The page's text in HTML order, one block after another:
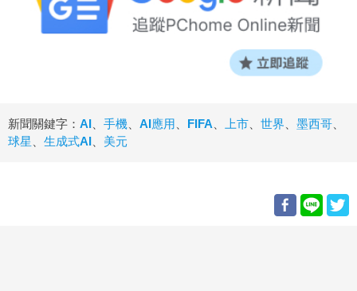
新聞關鍵字： AI 、 手機、 AI應用 、 FIFA、 上市、 世界、 墨西哥、
球星 、 生成式AI 、 美元